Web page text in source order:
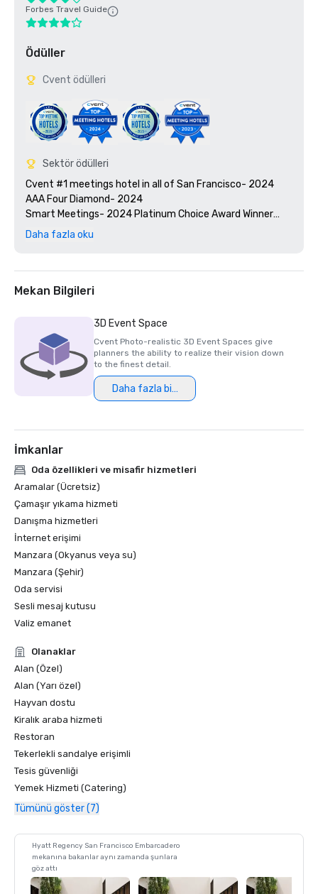
Forbes Travel Guide
Ödüller
Cvent ödülleri
Sektör ödülleri
Cvent #1 meetings hotel in all of San Francisco- 2024
AAA Four Diamond- 2024
Smart Meetings- 2024 Platinum Choice Award Winner
Travel + Leisure’s 2025 World’s Best Awards
Support Staff"
2024 Northstar Stella Award - Bronze Medal, "Best
2024 Northstar Stella Award - Bronze Medal, "Best On-
Site Support Staff"
2024 Northstar Stella Award - Finalist, "Best
Hotel/Resort Event Space"
2024 Condé Nast Traveler’s Readers’ Choice Awards – Top
Daha fazla oku
Mekan Bilgileri
3D Event Space
Cvent Photo-realistic 3D Event Spaces give
planners the ability to realize their vision down
to the finest detail.
Daha fazla bilgi
İmkanlar
Oda özellikleri ve misafir hizmetleri
Aramalar (Ücretsiz)
Çamaşır yıkama hizmeti
Danışma hizmetleri
İnternet erişimi
Manzara (Okyanus veya su)
Manzara (Şehir)
Oda servisi
Sesli mesaj kutusu
Valiz emanet
Olanaklar
Alan (Özel)
Alan (Yarı özel)
Hayvan dostu
Kiralık araba hizmeti
Restoran
Tekerlekli sandalye erişimli
Tesis güvenliği
Yemek Hizmeti (Catering)
Tümünü göster (7)
Hyatt Regency San Francisco Embarcadero
mekanına bakanlar aynı zamanda şunlara
göz attı